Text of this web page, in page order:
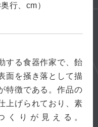
行、cm）
する食器作家で、飴
面を掻き落として描
特徴である。作品の
上げられており、素
くりが見える。